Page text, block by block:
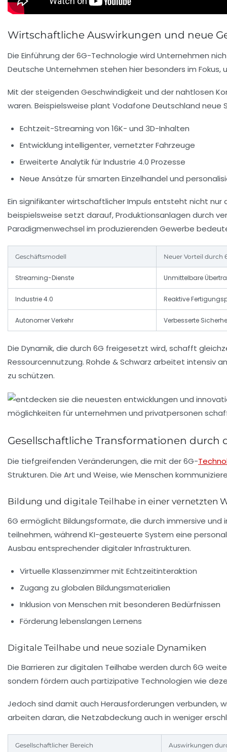
Wirtschaftliche Auswirkungen und neue
Die Einführung der 6G-Technologie wird Unternehmen
Deutsche Unternehmen stehen hier besonders im
Mit der steigenden Geschwindigkeit und der nahtlosen
waren. Beispielsweise plant Vodafone Deutschland
Echtzeit-Streaming von 16K- und 3D-Inhalten
Entwicklung intelligenter, vernetzter Fahrzeuge
Erweiterte Analytik für Industrie 4.0 Prozesse
Neue Ansätze für smarten Einzelhandel und
Ein signifikanter wirtschaftlicher Impuls entsteht nicht nur
beispielsweise setzt darauf, Produktionsanlagen durch
Paradigmenwechsel im produzierenden Gewerbe
Geschäftsmodell Neuer Vorteil durch
Streaming-Dienste Unmittelbare
Industrie 4.0 Reaktive
Autonomer Verkehr Verbesserte
Die Dynamik, die durch 6G freigesetzt wird, schafft
Ressourcennutzung. Rohde & Schwarz arbeitet intensiv
zu schützen.
Gesellschaftliche Transformationen durch
Die tiefgreifenden Veränderungen, die mit der 6G-
Strukturen. Die Art und Weise, wie Menschen
Bildung und digitale Teilhabe in einer vernetzten
6G ermöglicht Bildungsformate, die durch immersive
teilnehmen, während KI-gesteuerte System eine
Ausbau entsprechender digitaler Infrastrukturen.
Virtuelle Klassenzimmer mit Echtzeitinteraktion
Zugang zu globalen Bildungsmaterialien
Inklusion von Menschen mit besonderen Bedürfnissen
Förderung lebenslangen Lernens
Digitale Teilhabe und neue soziale Dynamiken
Die Barrieren zur digitalen Teilhabe werden durch 6G
sondern fördern auch partizipative Technologien wie
Jedoch sind damit auch Herausforderungen verbunden,
arbeiten daran, die Netzabdeckung auch in weniger
Gesellschaftlicher Bereich Auswirkungen